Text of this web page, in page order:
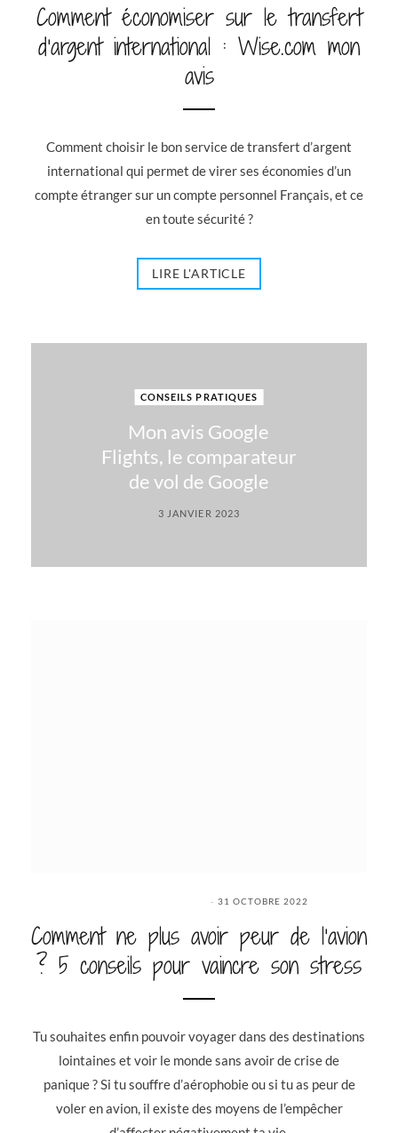
Comment économiser sur le transfert
d’argent international : Wise.com mon
avis
Comment choisir le bon service de transfert d’argent
international qui permet de virer ses économies d’un
compte étranger sur un compte personnel Français, et ce
en toute sécurité ?
LIRE L'ARTICLE
CONSEILS PRATIQUES
Mon avis Google
Flights, le comparateur
de vol de Google
3 JANVIER 2023
31 OCTOBRE 2022
Comment ne plus avoir peur de l’avion
? 5 conseils pour vaincre son stress
Tu souhaites enfin pouvoir voyager dans des destinations
lointaines et voir le monde sans avoir de crise de
panique ? Si tu souffre d’aérophobie ou si tu as peur de
voler en avion, il existe des moyens de l’empêcher